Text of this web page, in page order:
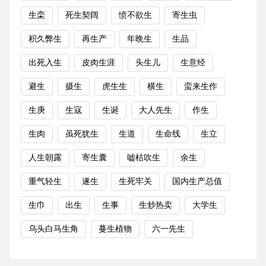
生栾 死生契阔 愤不欲生 寄生虫
积久弊生 再生产 年晩生 生品
出死入生 皮肉生涯 头生儿 生意经
避生 摄生 虎生生 横生 蛮来生作
生庚 生寇 生诞 大人先生 作生
生肉 虽死犹生 生道 生命线 生立
人生朝露 寄生囊 嘘枯吹生 余生
重气轻生 遂生 生死牢关 国内生产总值
生巾 出生 生事 生炒热卖 大学生
乌头白马生角 蔓生植物 六一先生